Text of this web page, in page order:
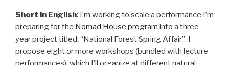
Short in English: I’m working to scale a performance I’m
preparing for the Nomad House program into a three
year project titled: “National Forest Spring Affair”. I
propose eight or more workshops (bundled with lecture